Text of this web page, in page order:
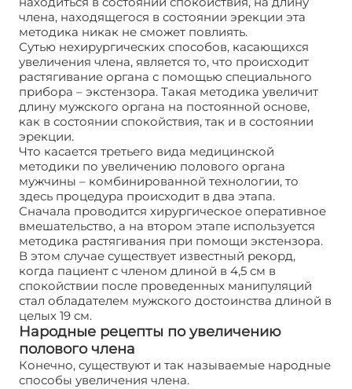
члена, находящегося в состоянии эрекции эта
методика никак не сможет повлиять.
Сутью нехирургических способов, касающихся
увеличения члена, является то, что происходит
растягивание органа с помощью специального
прибора – экстензора. Такая методика увеличит
длину мужского органа на постоянной основе,
как в состоянии спокойствия, так и в состоянии
эрекции.
Что касается третьего вида медицинской
методики по увеличению полового органа
мужчины – комбинированной технологии, то
здесь процедура происходит в два этапа.
Сначала проводится хирургическое оперативное
вмешательство, а на втором этапе используется
методика растягивания при помощи экстензора.
В этом случае существует известный рекорд,
когда пациент с членом длиной в 4,5 см в
спокойствии после проведенных манипуляций
стал обладателем мужского достоинства длиной в
целых 19 см.
Народные рецепты по увеличению
полового члена
Конечно, существуют и так называемые народные
способы увеличения члена.